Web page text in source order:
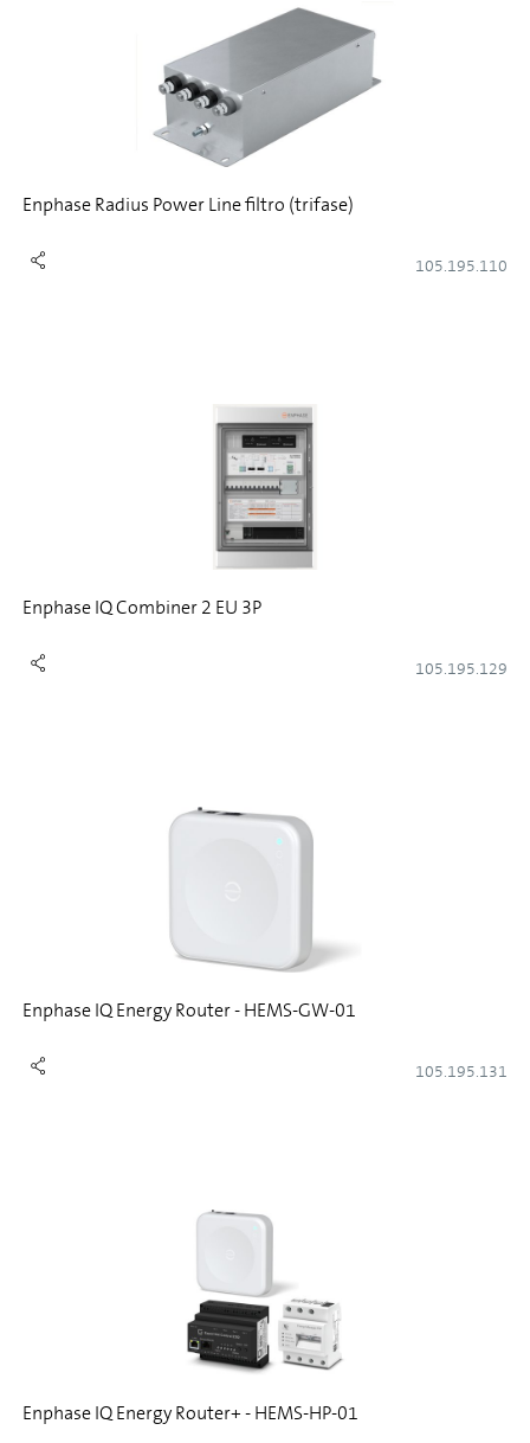
Enphase Radius Power Line filtro (trifase)
105.195.110
Enphase IQ Combiner 2 EU 3P
105.195.129
Enphase IQ Energy Router - HEMS-GW-01
105.195.131
Enphase IQ Energy Router+ - HEMS-HP-01